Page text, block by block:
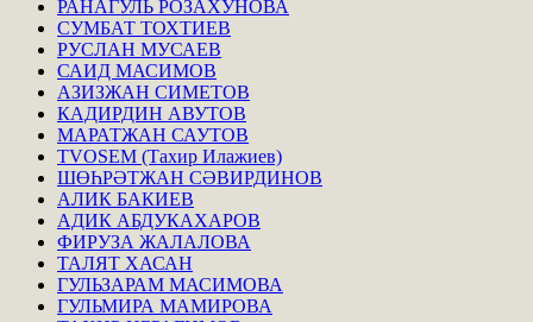
РАНАГУЛЬ РОЗАХУНОВА
СУМБАТ ТОХТИЕВ
РУСЛАН МУСАЕВ
САИД МАСИМОВ
АЗИЗЖАН СИМЕТОВ
КАДИРДИН АВУТОВ
МАРАТЖАН САУТОВ
TVOSEM (Тахир Илажиев)
ШӨҺРӘТЖАН СӘВИРДИНОВ
АЛИК БАКИЕВ
АДИК АБДУКАХАРОВ
ФИРУЗА ЖАЛАЛОВА
ТАЛЯТ ХАСАН
ГУЛЬЗАРАМ МАСИМОВА
ГУЛЬМИРА МАМИРОВА